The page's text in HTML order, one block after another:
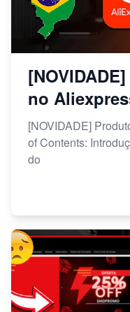
no
[NOVIDADE]
of Contents:
do